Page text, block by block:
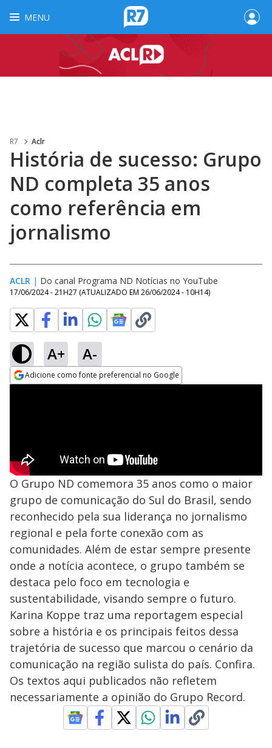
MENU
R7 Aclr
História de sucesso: Grupo
ND completa 35 anos
como referência em
jornalismo
ACLR | Do canal Programa ND Notícias no YouTube
17/06/2024 - 21H27 (ATUALIZADO EM 26/06/2024 - 10H14)
A+ A-
Adicione como fonte preferencial no Google
O Grupo ND comemora 35 anos como o maior
grupo de comunicação do Sul do Brasil, sendo
reconhecido pela sua liderança no jornalismo
regional e pela forte conexão com as
comunidades. Além de estar sempre presente
onde a notícia acontece, o grupo também se
destaca pelo foco em tecnologia e
sustentabilidade, visando sempre o futuro.
Karina Koppe traz uma reportagem especial
sobre a história e os principais feitos dessa
trajetória de sucesso que marcou o cenário da
comunicação na região sulista do país. Confira.
Os textos aqui publicados não refletem
necessariamente a opinião do Grupo Record.